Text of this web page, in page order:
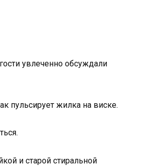
увлеченно обсуждали
пульсирует жилка на виске.
и старой стиральной